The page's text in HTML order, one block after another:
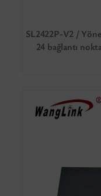
SL2422P-V2 /
24 bağlantı